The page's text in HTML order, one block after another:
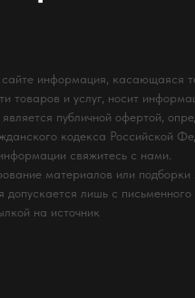
информация, касающаяся
товаров и услуг, носит
публичной офертой,
кодекса Российской
свяжитесь с нами.
материалов или
лишь с
на источник